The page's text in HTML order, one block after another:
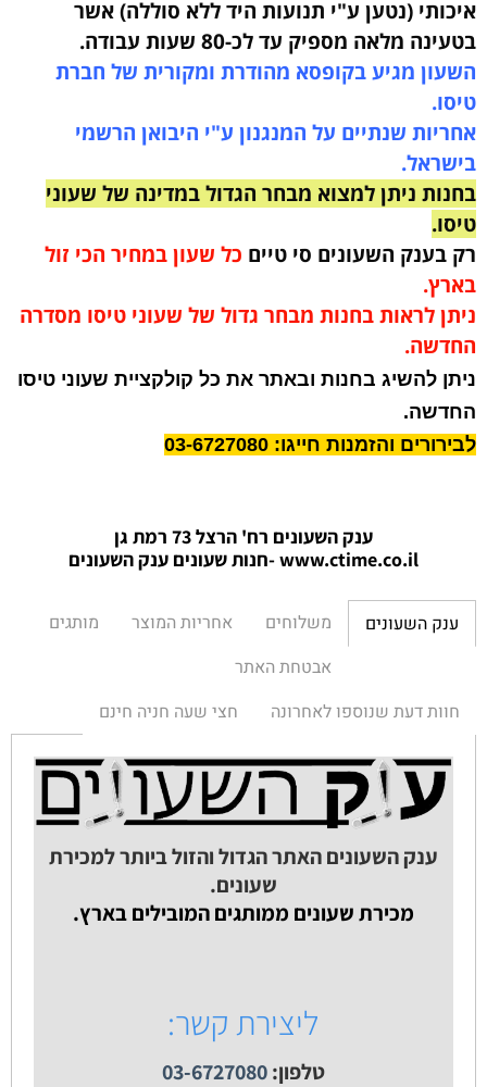
איכותי (נטען ע"י תנועות היד ללא סוללה) אשר
בטעינה מלאה מספיק עד לכ-80 שעות עבודה
.
השעון מגיע בקופסא מהודרת ומקורית של חברת
טיסו.
אחריות שנתיים על המנגנון ע"י היבואן הרשמי
בישראל.
בחנות ניתן למצוא מבחר הגדול במדינה של שעוני
טיסו.
רק בענק השעונים סי טיים כל שעון במחיר הכי זול
בארץ.
ניתן לראות בחנות מבחר גדול של שעוני טיסו מסדרה
החדשה.
ניתן להשיג בחנות ובאתר את כל קולקציית שעוני טיסו
החדשה.
לבירורים והזמנות חייגו: 03-6727080
ענק השעונים רח' הרצל 73 רמת גן
www.ctime.co.il-חנות שעונים ענק השעונים
ענק השעונים משלוחים אחריות המוצר
מותגים
אבטחת האתר
חוות דעת שנוספו לאחרונה
חצי שעה חניה חינם
ענק השעונים האתר הגדול והזול ביותר למכירת
שעונים.
מכירת שעונים ממותגים המובילים בארץ.
ליצירת קשר:
טלפון: 03-6727080